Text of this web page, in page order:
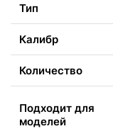
Тип
Калибр
Количество
Подходит для
моделей